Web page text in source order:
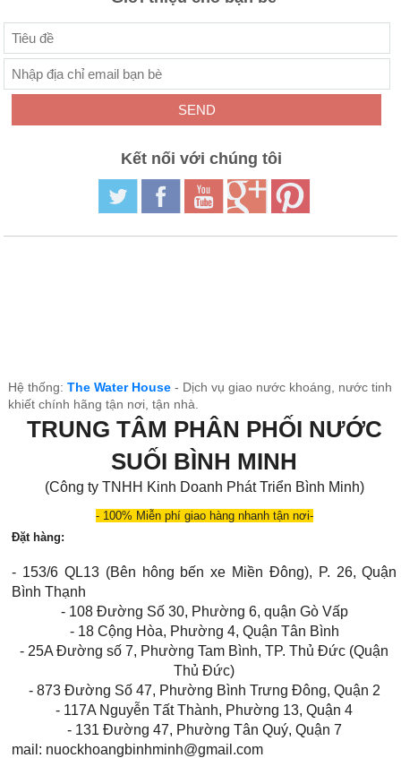
Kết nối với chúng tôi
Hệ thống: The Water House- Dịch vụ giao nước khoáng, nước tinh
khiết chính hãng tận nơi, tận nhà.
TRUNG TÂM PHÂN PHỐI NƯỚC
SUỐI BÌNH MINH
(Công ty TNHH Kinh Doanh Phát Triển Bình Minh)
- 100% Miễn phí giao hàng nhanh tận nơi-
Đặt hàng:
- 153/6 QL13 (Bên hông bến xe Miền Đông), P. 26, Quận
Bình Thạnh
- 108 Đường Số 30, Phường 6, quận Gò Vấp
- 18 Cộng Hòa, Phường 4, Quận Tân Bình
- 25A Đường số 7, Phường Tam Bình, TP. Thủ Đức (Quận
Thủ Đức)
- 873 Đường Số 47, Phường Bình Trưng Đông, Quận 2
- 117A Nguyễn Tất Thành, Phường 13, Quận 4
- 131 Đường 47, Phường Tân Quý, Quận 7
mail: nuockhoangbinhminh@gmail.com